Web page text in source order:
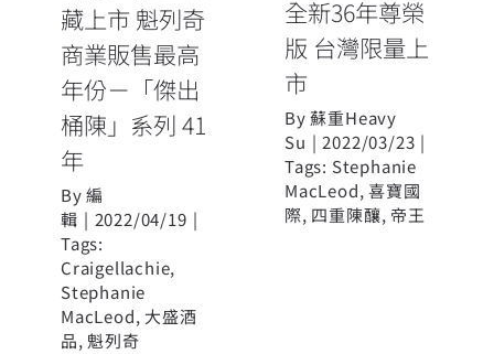
藏上市 魁列奇
商業販售最高
年份－「傑出
桶陳」系列 41
年
By編
輯 | 2022/04/19 |
Tags:
Craigellachie,
Stephanie
MacLeod, 大盛酒
品, 魁列奇
全新36年尊榮
版 台灣限量上
市
By蘇重Heavy
Su | 2022/03/23 |
Tags: Stephanie
MacLeod,喜寶國
際, 四重陳釀, 帝王